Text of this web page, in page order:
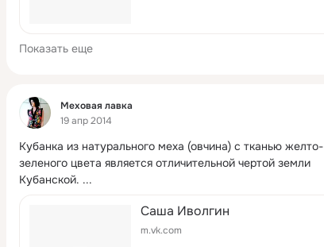
Показать еще
Фид
Меховая лавка
19 апр 2014
Кубанка из натурального меха (овчина) с тканью желто-
зеленого цвета является отличительной чертой земли
Кубанской. ...
Саша Иволгин
m.vk.com